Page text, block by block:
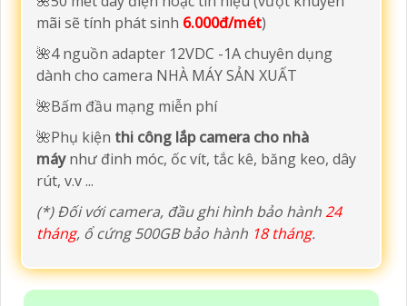
mãi sẽ tính phát sinh 6.000đ/mét)
🌺4 nguồn adapter 12VDC -1A chuyên dụng
dành cho camera NHÀ MÁY SẢN XUẤT
🌺Bấm đầu mạng miễn phí
🌺Phụ kiện thi công lắp camera cho nhà
máynhư đinh móc, ốc vít, tắc kê, băng keo, dây
rút, v.v ...
(*) Đối với camera, đầu ghi hình bảo hành 24
tháng, ổ cứng 500GB bảo hành 18 tháng.